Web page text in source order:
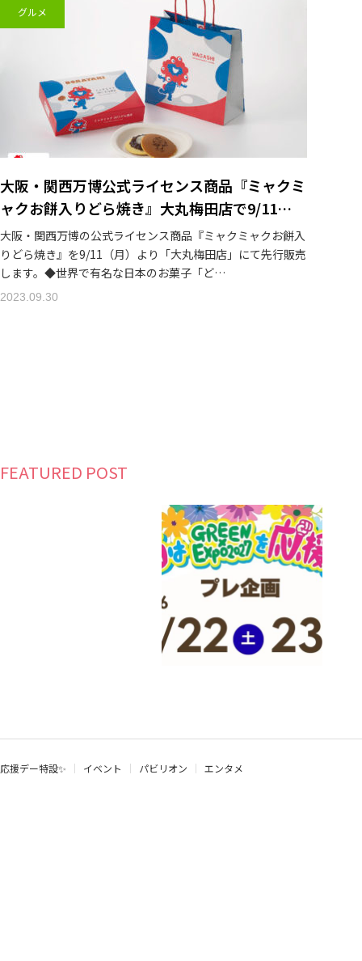
グルメ
大阪・関西万博公式ライセンス商品『ミャクミ
ャクお餅入りどら焼き』大丸梅田店で9/11…
大阪・関西万博の公式ライセンス商品『ミャクミャクお餅入
りどら焼き』を9/11（月）より「大丸梅田店」にて先行販売
します。◆世界で有名な日本のお菓子「ど…
2023.09.30
FEATURED POST
応援デー特設✨ イベント パビリオン エンタメ